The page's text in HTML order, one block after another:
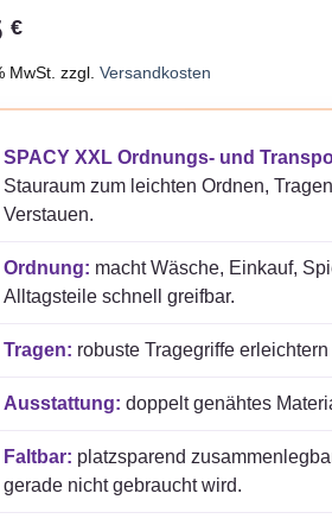
€
MwSt. zzgl. Versandkosten
SPACY XXL Ordnungs- und
Stauraum zum leichten Ordnen,
Verstauen.
Ordnung: macht Wäsche, Einkauf,
Alltagsteile schnell greifbar.
Tragen: robuste Tragegriffe
Ausstattung: doppelt genähtes
Faltbar: platzsparend
gerade nicht gebraucht wird.